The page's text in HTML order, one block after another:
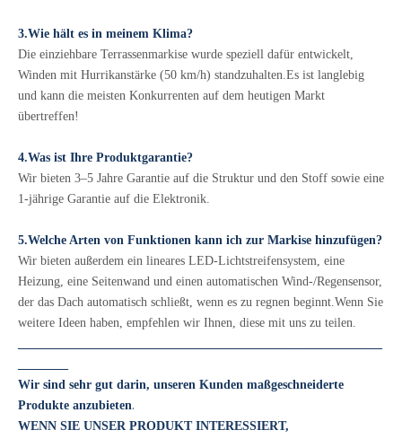
3.Wie hält es in meinem Klima?
Die einziehbare Terrassenmarkise wurde speziell dafür entwickelt,
Winden mit Hurrikanstärke (50 km/h) standzuhalten.Es ist langlebig
und kann die meisten Konkurrenten auf dem heutigen Markt
übertreffen!
4.Was ist Ihre Produktgarantie?
Wir bieten 3–5 Jahre Garantie auf die Struktur und den Stoff sowie eine
1-jährige Garantie auf die Elektronik.
5.Welche Arten von Funktionen kann ich zur Markise hinzufügen?
Wir bieten außerdem ein lineares LED-Lichtstreifensystem, eine
Heizung, eine Seitenwand und einen automatischen Wind-/Regensensor,
der das Dach automatisch schließt, wenn es zu regnen beginnt.Wenn Sie
weitere Ideen haben, empfehlen wir Ihnen, diese mit uns zu teilen.
Wir sind sehr gut darin, unseren Kunden maßgeschneiderte
Produkte anzubieten.
WENN SIE UNSER PRODUKT INTERESSIERT,